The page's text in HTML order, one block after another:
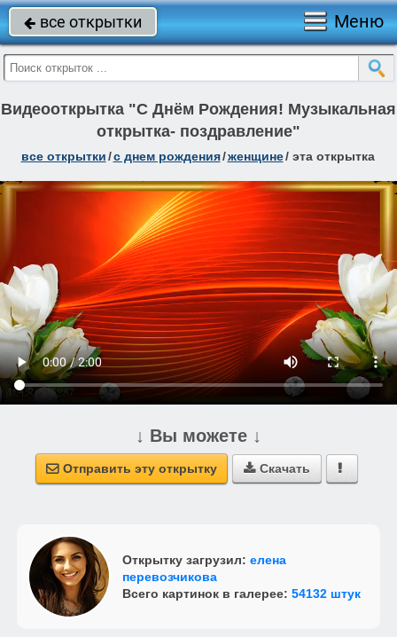
 все открытки Меню
Видеооткрытка "С Днём Рождения! Музыкальная
открытка- поздравление"
все открытки/c днем рождения/женщине/ эта открытка
↓ Вы можете ↓
 Отправить эту открытку  Скачать 
Открытку загрузил: елена
перевозчикова
Всего картинок в галерее: 54132 штук